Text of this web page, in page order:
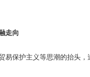
走向
易保护主义等思潮的抬头